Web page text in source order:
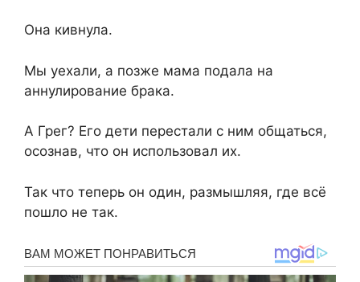
Она кивнула.
Мы уехали, а позже мама подала на
аннулирование брака.
А Грег? Его дети перестали с ним общаться,
осознав, что он использовал их.
Так что теперь он один, размышляя, где всё
пошло не так.